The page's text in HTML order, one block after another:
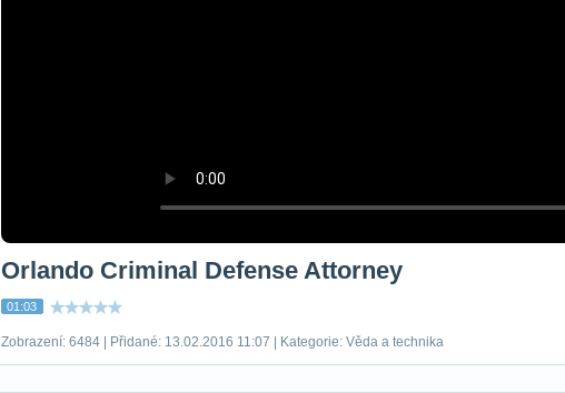
Orlando Criminal Defense Attorney
01:03
Zobrazení: 6484 | Přidané: 13.02.2016 11:07 | Kategorie: Věda a technika